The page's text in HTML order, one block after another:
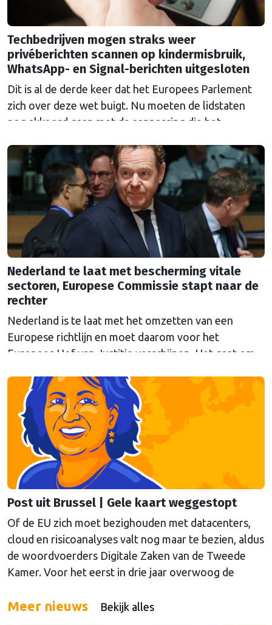
Techbedrijven mogen straks weer
privéberichten scannen op kindermisbruik,
WhatsApp- en Signal-berichten uitgesloten
Dit is al de derde keer dat het Europees Parlement
zich over deze wet buigt. Nu moeten de lidstaten
nog akkoord gaan met de aanpassing die het
Nederland te laat met bescherming vitale
sectoren, Europese Commissie stapt naar de
rechter
Nederland is te laat met het omzetten van een
Europese richtlijn en moet daarom voor het
Europees Hof van Justitie verschijnen. Het gaat om
belangrijke sectoren plat komen te liggen bij
verstoringen, zoals natuurrampen of aanslagen. De
Eerste en Tweede Kamer hebben inmiddels
ingestemd met de wetten (Wet Weerbaarheid …
Continued
Post uit Brussel | Gele kaart weggestopt
Of de EU zich moet bezighouden met datacenters,
cloud en risicoanalyses valt nog maar te bezien, aldus
de woordvoerders Digitale Zaken van de Tweede
Kamer. Voor het eerst in drie jaar overwoog de
columnist Mendeltje van Keulen (cartoon).
Meer nieuws Bekijk alles